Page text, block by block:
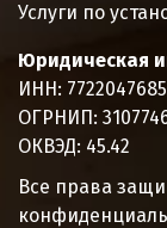
Услуги по
Юридическая
ИНН:
ОГРНИП:
ОКВЭД: 45.42
Все права